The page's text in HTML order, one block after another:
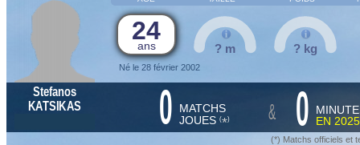
24
ans
Né le 28 février 2002
? m ? kg
Stefanos
KATSIKAS
0 MATCHS
JOUES (*) & 0
EN
(*) Matchs officiels et